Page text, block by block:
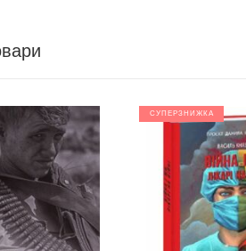
СУПЕРЗНИЖКА